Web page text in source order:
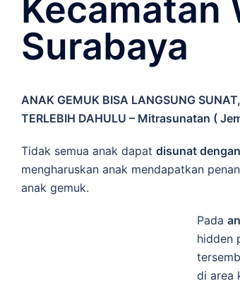
Kecamatan
Surabaya
ANAK GEMUK BISA LANGSUNG
TERLEBIH DAHULU – Mitrasunatan (
Tidak semua anak dapat disunat
mengharuskan anak mendapatkan
anak gemuk.
Pada
hidden
di area